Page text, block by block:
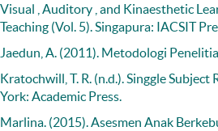
Visual , Auditory , and Kinaesthetic
Teaching (Vol. 5). Singapura: IACSIT
Jaedun, A. (2011). Metodologi
Kratochwill, T. R. (n.d.). Singgle Subject
York: Academic Press.
Marlina. (2015). Asesmen Anak